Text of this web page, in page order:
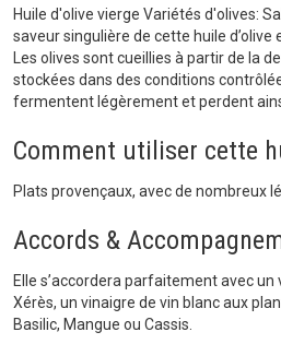
Huile d'olive vierge Variétés d'olives:
saveur singulière de cette huile
Les olives sont cueillies à partir de la
stockées dans des conditions
fermentent légèrement et perdent
Comment utiliser cette
Plats provençaux, avec de nombreux
Accords &
Elle s’accordera parfaitement avec
Xérès, un vinaigre de vin blanc aux
Basilic, Mangue ou Cassis.